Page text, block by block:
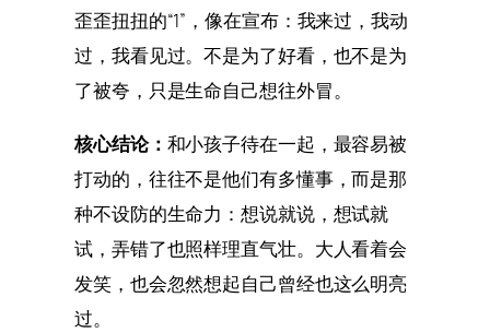
歪歪扭扭的“1”，像在宣布：我来过，我动
过，我看见过。不是为了好看，也不是为
了被夸，只是生命自己想往外冒。
核心结论： 和小孩子待在一起，最容易被
打动的，往往不是他们有多懂事，而是那
种不设防的生命力：想说就说，想试就
试，弄错了也照样理直气壮。大人看着会
发笑，也会忽然想起自己曾经也这么明亮
过。